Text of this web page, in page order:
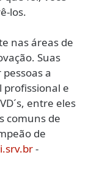
los.
nas áreas de
Suas
a
profissional e
entre eles
comuns de
de
-